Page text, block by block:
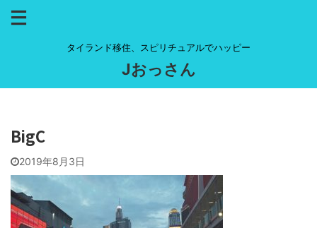
タイランド移住、スピリチュアルでハッピー
Jおっさん
BigC
2019年8月3日